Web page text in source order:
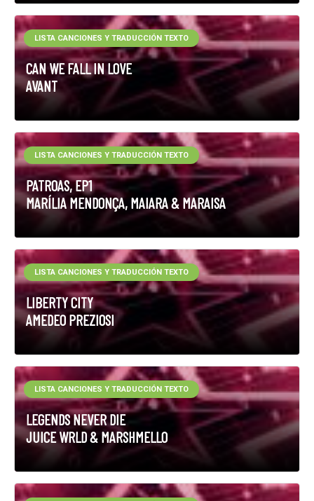
CAN WE FALL IN LOVE
AVANT
LISTA CANCIONES Y TRADUCCIÓN TEXTO
PATROAS, EP1
MARÍLIA MENDONÇA, MAIARA & MARAISA
LISTA CANCIONES Y TRADUCCIÓN TEXTO
LIBERTY CITY
AMEDEO PREZIOSI
LISTA CANCIONES Y TRADUCCIÓN TEXTO
LEGENDS NEVER DIE
JUICE WRLD & MARSHMELLO
LISTA CANCIONES Y TRADUCCIÓN TEXTO